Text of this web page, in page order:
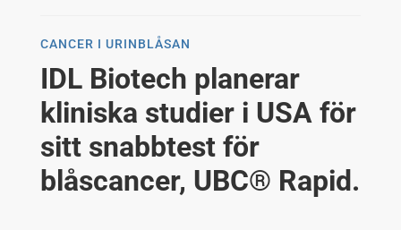
CANCER I URINBLÅSAN
IDL Biotech planerar
kliniska studier i USA för
sitt snabbtest för
blåscancer, UBC® Rapid.